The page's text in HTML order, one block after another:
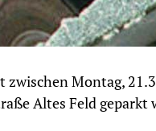
zwischen Montag,
Altes Feld